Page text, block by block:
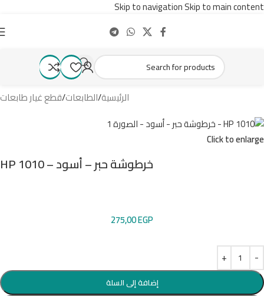
Skip to navigationSkip to main content
الرئيسية/الطابعات/قطع غيار طابعات
Click to enlarge
خرطوشة حبر – أسود – HP 1010
275,00EGP
إضافة إلى السلة